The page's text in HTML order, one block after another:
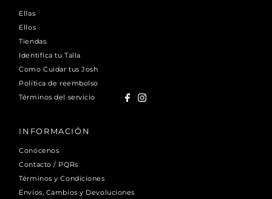
Ellas
Ellos
Tiendas
Identifica tu Talla
Como Cuidar tus Josh
Política de reembolso
Términos del servicio
INFORMACIÓN
Conócenos
Contacto / PQRs
Términos y Condiciones
Envíos, Cambios y Devoluciones